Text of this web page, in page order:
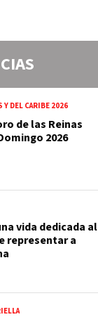
Y DEL CARIBE 2026
de las Reinas
2026
vida dedicada al
representar a